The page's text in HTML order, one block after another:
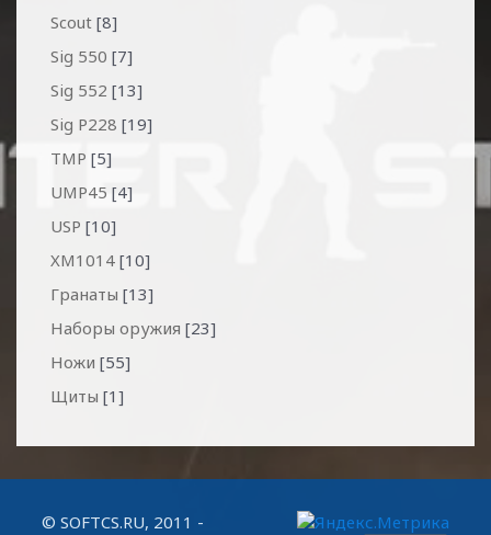
Scout [8]
Sig 550 [7]
Sig 552 [13]
Sig P228 [19]
TMP [5]
UMP45 [4]
USP [10]
XM1014 [10]
Гранаты [13]
Наборы оружия [23]
Ножи [55]
Щиты [1]
© SOFTCS.RU, 2011 -